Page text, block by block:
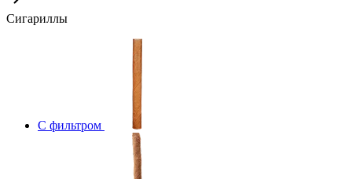
Сигариллы
С фильтром